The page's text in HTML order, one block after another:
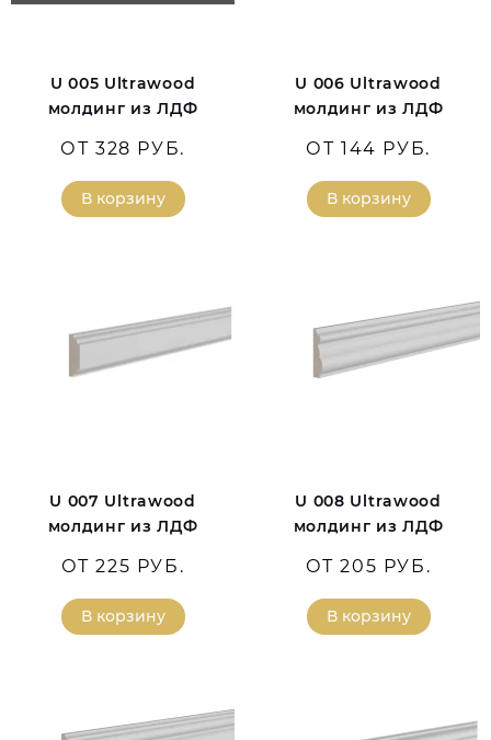
U 005 Ultrawood
молдинг из ЛДФ
ОТ 328 РУБ.
В корзину
U 006 Ultrawood
молдинг из ЛДФ
ОТ 144 РУБ.
В корзину
U 007 Ultrawood
молдинг из ЛДФ
ОТ 225 РУБ.
В корзину
U 008 Ultrawood
молдинг из ЛДФ
ОТ 205 РУБ.
В корзину